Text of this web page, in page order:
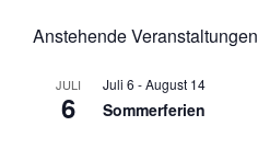
Anstehende Veranstaltungen
JULI
6
Juli 6 -August 14
Sommerferien